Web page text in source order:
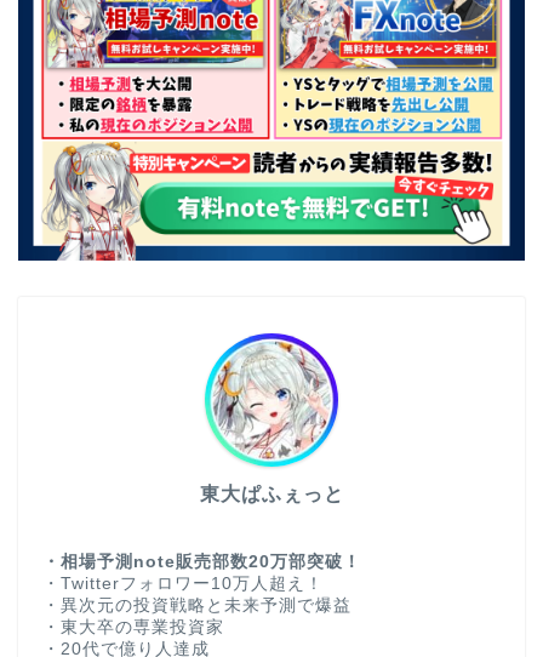
東大ぱふぇっと
・相場予測note販売部数20万部突破！
・Twitterフォロワー10万人超え！
・異次元の投資戦略と未来予測で爆益
・東大卒の専業投資家
・20代で億り人達成